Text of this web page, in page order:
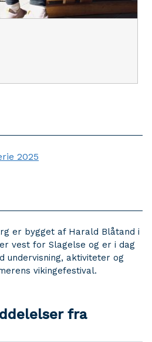
2025
er bygget af Harald Blåtand i
vest for Slagelse og er i dag
undervisning, aktiviteter og
vikingefestival.
fra